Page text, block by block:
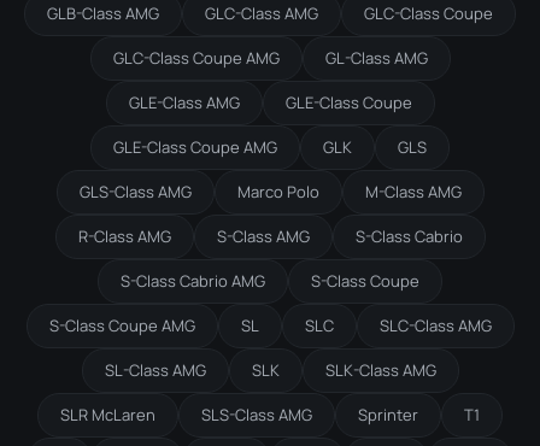
GLB-Class AMG GLC-Class AMG GLC-Class Coupe
GLC-Class Coupe AMG GL-Class AMG
GLE-Class AMG GLE-Class Coupe
GLE-Class Coupe AMG GLK GLS
GLS-Class AMG Marco Polo M-Class AMG
R-Class AMG S-Class AMG S-Class Cabrio
S-Class Cabrio AMG S-Class Coupe
S-Class Coupe AMG SL SLC SLC-Class AMG
SL-Class AMG SLK SLK-Class AMG
SLR McLaren SLS-Class AMG Sprinter T1